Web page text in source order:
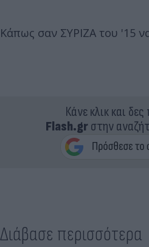
Κάπως σαν ΣΥΡΙΖΑ του '15
Κάνε κλικ και
Flash.grστην
Διάβασε περισσότερα